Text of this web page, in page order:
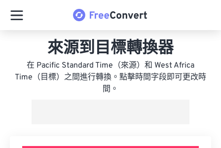
來源到目標轉換器
在 Pacific Standard Time（來源）和 West Africa
Time（目標）之間進行轉換。點擊時間字段即可更改時
間。